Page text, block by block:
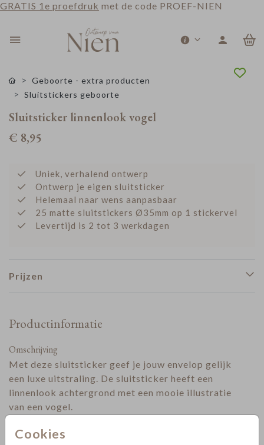
GRATIS 1e proefdruk met de code PROEF-NIEN
Cookies
Geboorte - extra producten
Sluitstickers geboorte
Sluitsticker linnenlook vogel
€ 8,95
Uniek, verhalend ontwerp
Ontwerp je eigen sluitsticker
Helemaal naar wens aanpasbaar
25 matte sluitstickers Ø35mm op 1 stickervel
Levertijd is 2 tot 3 werkdagen
Prijzen
Productinformatie
Omschrijving
Met deze sluitsticker geef je jouw envelop gelijk
een luxe uitstraling. De sluitsticker heeft een
linnenlook achtergrond met een mooie illustratie
van een vogel.
Designer